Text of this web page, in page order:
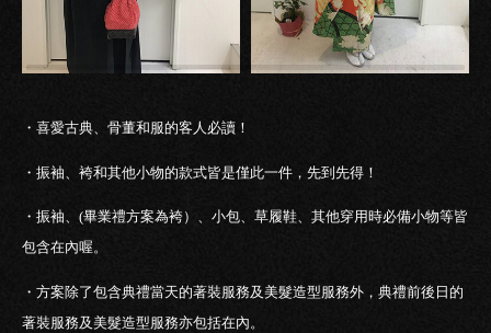
・喜愛古典、骨董和服的客人必讀！
・振袖、袴和其他小物的款式皆是僅此一件，先到先得！
・振袖、(畢業禮方案為袴）、小包、草履鞋、其他穿用時必備小物等皆
包含在內喔。
・方案除了包含典禮當天的著裝服務及美髮造型服務外，典禮前後日的
著裝服務及美髮造型服務亦包括在內。